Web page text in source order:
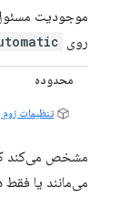
موجودیت
روی
محدوده
تنظیمات
مشخص می‌کند که
می‌مانند یا فقط